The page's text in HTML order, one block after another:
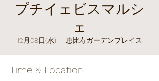
プチイェビスマルシ
ェ
12月08日(水)
  |
恵比寿ガーデンプレイス
Time & Location